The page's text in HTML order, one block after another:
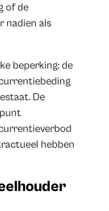
of de
nadien als
beperking: de
De
hebben